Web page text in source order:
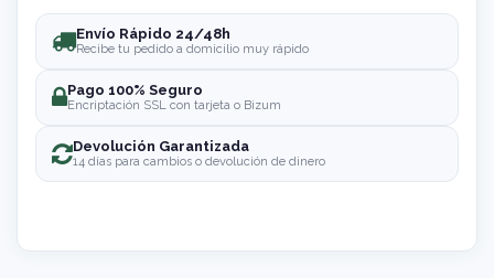
Envío Rápido 24/48h
Recibe tu pedido a domicilio muy rápido
Pago 100% Seguro
Encriptación SSL con tarjeta o Bizum
Devolución Garantizada
14 días para cambios o devolución de dinero